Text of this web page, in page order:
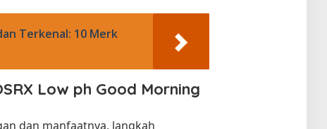
Terkenal: 10 Merk
Low ph Good Morning
dan manfaatnya, langkah